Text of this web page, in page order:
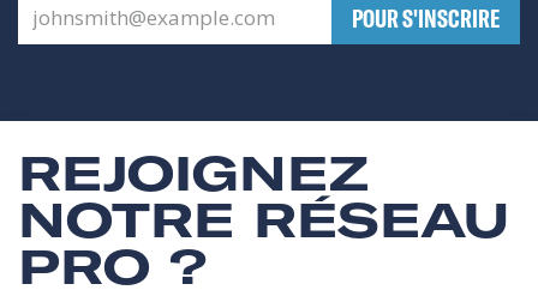
​POUR S'INSCRIRE
REJOIGNEZ
NOTRE RÉSEAU
PRO ?